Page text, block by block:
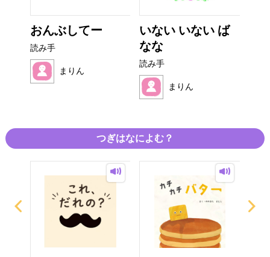
おんぶしてー
読み手
まりん
いない いない ば
なな
読み手
まりん
つぎはなによむ？